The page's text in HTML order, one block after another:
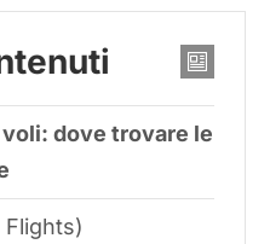
dove trovare le
Flights)